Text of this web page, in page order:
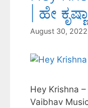
| ಹೇ
August 30, 2022
Hey Krishna
Vaibhav